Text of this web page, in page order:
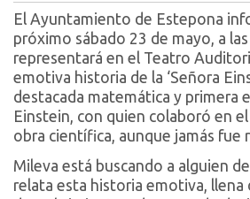
El Ayuntamiento de Estepona
próximo sábado 23 de mayo, a
representará en el Teatro
emotiva historia de la ‘Señora
destacada matemática y primera
Einstein, con quien colaboró en
obra científica, aunque jamás fue
Mileva está buscando a alguien
relata esta historia emotiva, llena